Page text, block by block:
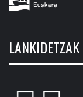
LANKIDETZAK